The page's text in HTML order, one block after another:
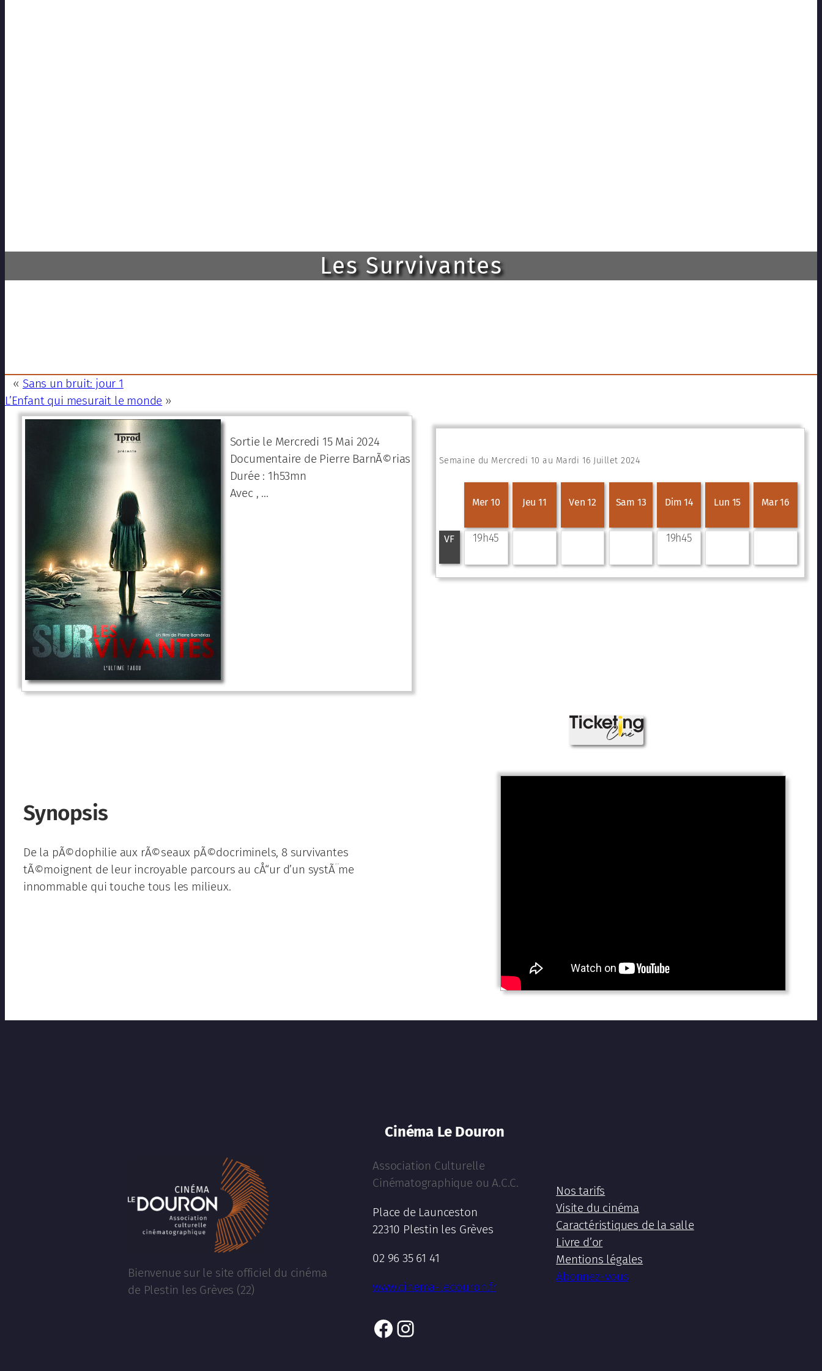
Les Survivantes
« Sans un bruit: jour 1
L’Enfant qui mesurait le monde »
Sortie le Mercredi 15 Mai 2024
Documentaire de Pierre BarnÃ©rias
Durée : 1h53mn
Avec , …
Semaine du Mercredi 10 au Mardi 16 Juillet 2024
Mer 10 Jeu 11 Ven 12 Sam 13 Dim 14 Lun 15 Mar 16
VF 19h45 19h45
Synopsis
De la pÃ©dophilie aux rÃ©seaux pÃ©docriminels, 8 survivantes
tÃ©moignent de leur incroyable parcours au cÅ“ur d’un systÃ¨me
innommable qui touche tous les milieux.
Bienvenue sur le site officiel du cinéma
de Plestin les Grèves (22)
Cinéma Le Douron
Association Culturelle
Cinématographique ou A.C.C.
Place de Launceston
22310 Plestin les Grèves
02 96 35 61 41
www.cinema-ledouron.fr
Facebook
Instagram
Nos tarifs
Visite du cinéma
Caractéristiques de la salle
Livre d’or
Mentions légales
Abonnez-vous